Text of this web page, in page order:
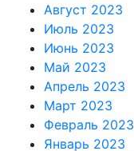
Август 2023
Июль 2023
Июнь 2023
Май 2023
Апрель 2023
Март 2023
Февраль 2023
Январь 2023